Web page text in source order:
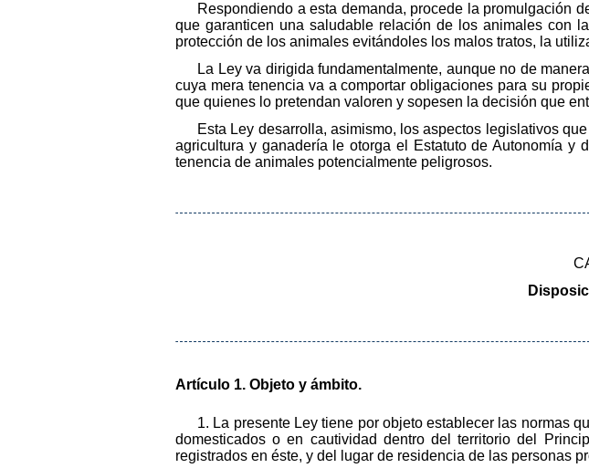
Respondiendo a esta demanda, procede la promulgación
que garanticen una saludable relación de los animales con
protección de los animales evitándoles los malos tratos, la
La Ley va dirigida fundamentalmente, aunque no de
cuya mera tenencia va a comportar obligaciones para su
que quienes lo pretendan valoren y sopesen la decisión que
Esta Ley desarrolla, asimismo, los aspectos legislativos
agricultura y ganadería le otorga el Estatuto de Autonomía y
tenencia de animales potencialmente peligrosos.
Artículo 1. Objeto y ámbito.
1. La presente Ley tiene por objeto establecer las normas
domesticados o en cautividad dentro del territorio del
registrados en éste, y del lugar de residencia de las personas